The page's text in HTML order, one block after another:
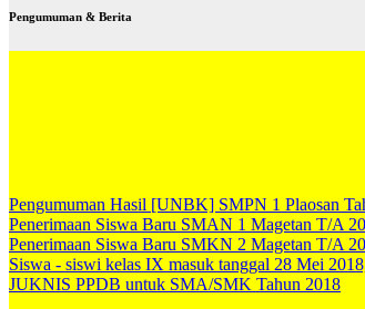
Pengumuman & Berita
Penerimaan Siswa Baru SMAN 1 Magetan T/A
Penerimaan Siswa Baru SMKN 2 Magetan T/A
Siswa - siswi kelas IX masuk tanggal 28 Mei
JUKNIS PPDB untuk SMA/SMK Tahun 2018